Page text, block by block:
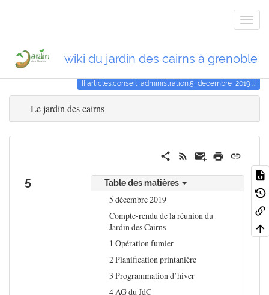
wiki du jardin des cairns à grenoble
Piste 5_decembre_2019
articles:conseil_administration:5_decembre_2019
Le jardin des cairns
Table des matières
5 décembre 2019
Compte-rendu de la réunion du
Jardin des Cairns
1 Opération fumier
2 Planification printanière
3 Programmation d’hiver
4 AG du JdC
5